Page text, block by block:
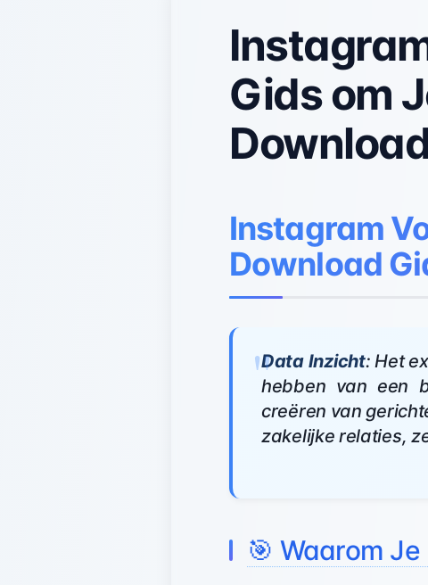
Gids om
Instagram
Download
Data Inzicht: Het
hebben van een
creëren van
zakelijke relaties,
🎯 Waarom